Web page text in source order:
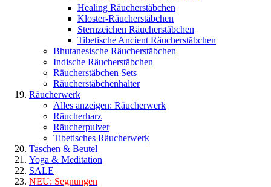
Healing Räucherstäbchen
Kloster-Räucherstäbchen
Sternzeichen Räucherstäbchen
Tibetische Ancient Räucherstäbchen
Bhutanesische Räucherstäbchen
Indische Räucherstäbchen
Räucherstäbchen Sets
Räucherstäbchenhalter
Räucherwerk
Alles anzeigen: Räucherwerk
Räucherharz
Räucherpulver
Tibetisches Räucherwerk
Taschen & Beutel
Yoga & Meditation
SALE
NEU: Segnungen